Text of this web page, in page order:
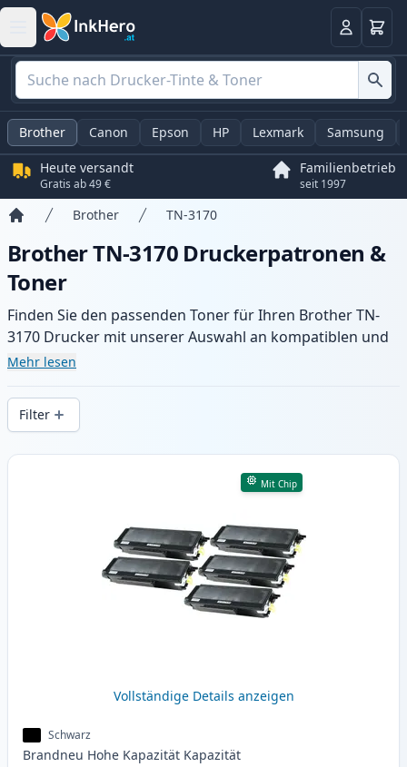
Anmelden
Brother Canon Epson HP Lexmark Samsung
Heute versandt
Gratis ab 49 €
Familienbetrieb
seit 1997
Brother TN-3170
Brother TN-3170 Druckerpatronen &
Toner
Finden Sie den passenden Toner für Ihren Brother TN-
3170 Drucker mit unserer Auswahl an kompatiblen und
XL-Patronen. Profitieren Sie von gleichbleibender
in .
Mehr lesen
Filter
Produkte
Mit Chip
Vollständige Details anzeigen
Schwarz
Brandneu Hohe Kapazität Kapazität